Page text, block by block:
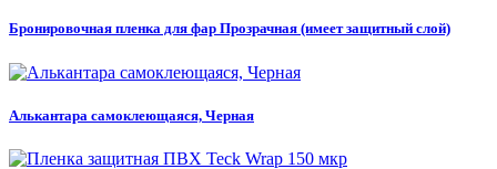
Бронировочная пленка для фар Прозрачная (имеет защитный слой)
Алькантара самоклеющаяся, Черная